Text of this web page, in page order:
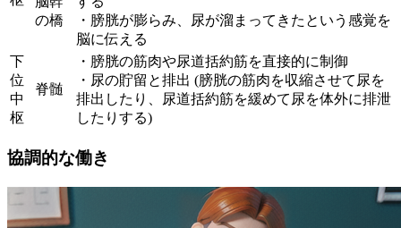
の橋
・膀胱が膨らみ、尿が溜まってきたという感覚を
脳に伝える
下
位
中
枢
脊髄
・膀胱の筋肉や尿道括約筋を直接的に制御
・尿の貯留と排出 (膀胱の筋肉を収縮させて尿を
排出したり、尿道括約筋を緩めて尿を体外に排泄
したりする)
協調的な働き